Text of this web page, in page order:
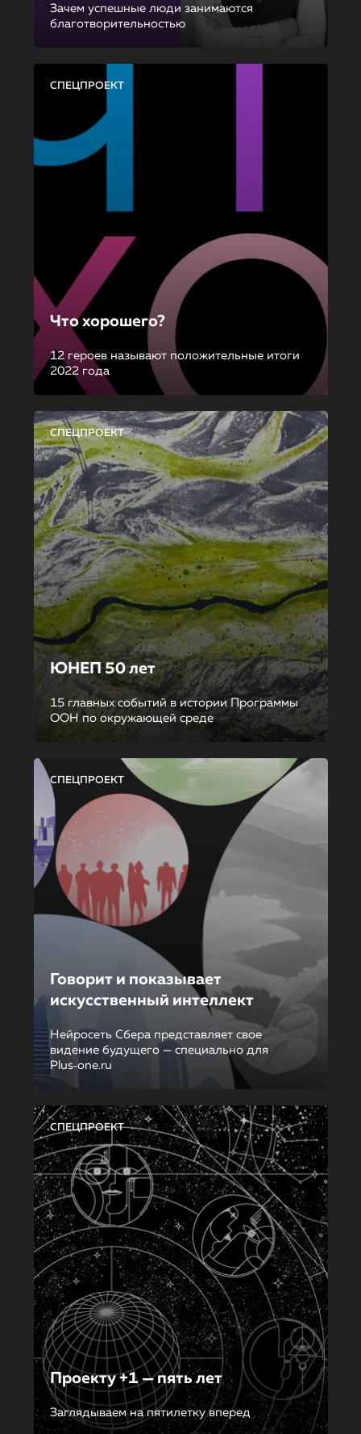
Зачем успешные люди занимаются
благотворительностью
СПЕЦПРОЕКТ
Что хорошего?
12 героев называют положительные итоги
2022 года
СПЕЦПРОЕКТ
ЮНЕП 50 лет
15 главных событий в истории Программы
ООН по окружающей среде
СПЕЦПРОЕКТ
Говорит и показывает
искусственный интеллект
Нейросеть Сбера представляет свое
видение будущего — специально для
Plus‑one.ru
СПЕЦПРОЕКТ
Проекту +1 — пять лет
Заглядываем на пятилетку вперед